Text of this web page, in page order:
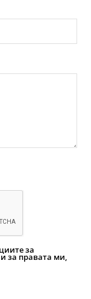
за
за правата ми,